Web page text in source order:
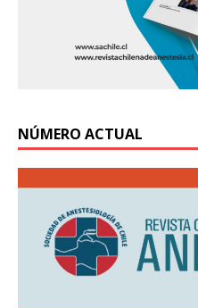
NÚMERO ACTUAL